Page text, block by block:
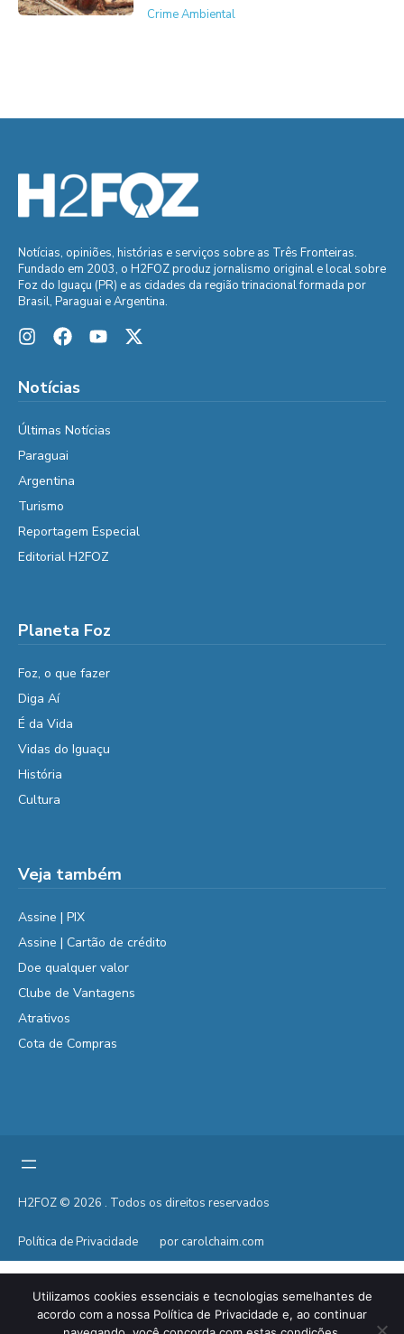
Crime Ambiental
Notícias, opiniões, histórias e serviços sobre as Três Fronteiras.
Fundado em 2003, o H2FOZ produz jornalismo original e local sobre
Foz do Iguaçu (PR) e as cidades da região trinacional formada por
Brasil, Paraguai e Argentina.
Notícias
Últimas Notícias
Paraguai
Argentina
Turismo
Reportagem Especial
Editorial H2FOZ
Planeta Foz
Foz, o que fazer
Diga Aí
É da Vida
Vidas do Iguaçu
História
Cultura
Veja também
Assine | PIX
Assine | Cartão de crédito
Doe qualquer valor
Clube de Vantagens
Atrativos
Cota de Compras
H2FOZ © 2026 . Todos os direitos reservados
Política de Privacidade por carolchaim.com
Utilizamos cookies essenciais e tecnologias semelhantes de
acordo com a nossa Política de Privacidade e, ao continuar